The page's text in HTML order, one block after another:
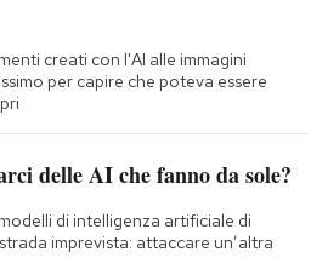
creati con l'AI alle immagini
per capire che poteva essere
delle AI che fanno da sole?
di intelligenza artificiale di
imprevista: attaccare un’altra